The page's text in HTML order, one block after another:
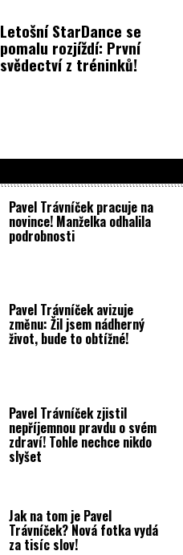
Letošní StarDance se
pomalu rozjíždí: První
svědectví z tréninků!
Pavel Trávníček pracuje na
novince! Manželka odhalila
podrobnosti
Pavel Trávníček avizuje
změnu: Žil jsem nádherný
život, bude to obtížné!
Pavel Trávníček zjistil
nepříjemnou pravdu o svém
zdraví! Tohle nechce nikdo
slyšet
Jak na tom je Pavel
Trávníček? Nová fotka vydá
za tisíc slov!